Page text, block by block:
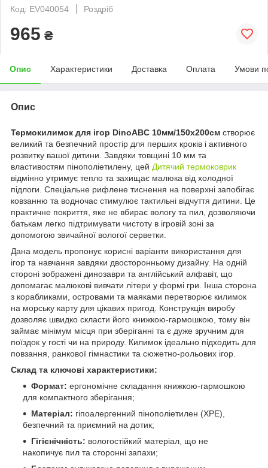
Код: EV040054
Роздріб
965 ₴
Опис Характеристики Доставка Оплата Умови
Опис
Термокилимок для ігор DinoABC 10мм/150х200см створює
великий та безпечний простір для перших кроків і активного
розвитку вашої дитини. Завдяки товщині 10 мм та
властивостям пінополіетилену, цей Дитячий термоковрик
відмінно утримує тепло та захищає малюка від холодної
підлоги. Спеціальне рифлене тиснення на поверхні запобігає
ковзанню та водночас стимулює тактильні відчуття дитини. Це
практичне покриття, яке не вбирає вологу та пил, дозволяючи
батькам легко підтримувати чистоту в ігровій зоні за
допомогою звичайної вологої серветки.
Дана модель пропонує корисні варіанти використання для
ігор та навчання завдяки двосторонньому дизайну. На одній
стороні зображені динозаври та англійський алфавіт, що
допомагає малюкові вивчати літери у формі гри. Інша сторона
з корабликами, островами та маяками перетворює килимок
на морську карту для цікавих пригод. Конструкція виробу
дозволяє швидко скласти його книжкою-гармошкою, тому він
займає мінімум місця при зберіганні та є дуже зручним для
поїздок у гості чи на природу. Килимок ідеально підходить для
повзання, ранкової гімнастики та сюжетно-рольових ігор.
Склад та ключові характеристики:
Формат: ергономічне складання книжкою-гармошкою
для компактного зберігання;
Матеріал: гіпоалергенний пінополіетилен (XPE),
безпечний та приємний на дотик;
Гігієнічність: вологостійкий матеріал, що не
накопичує пил та сторонні запахи;